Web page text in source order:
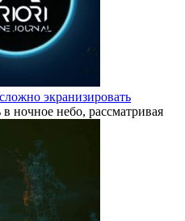
экранизировать
ночное небо, рассматривая